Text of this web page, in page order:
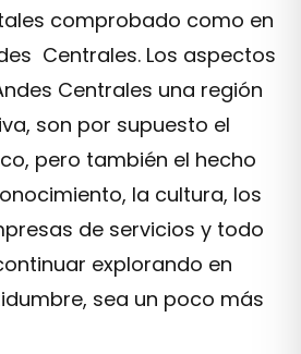
comprobado como en
Centrales. Los aspectos
Centrales una región
son por supuesto el
pero también el hecho
la cultura, los
de servicios y todo
explorando en
sea un poco más